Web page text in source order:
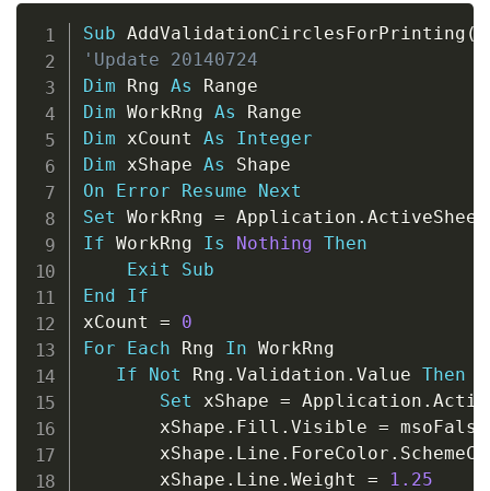
Sub AddValidationCirclesForPrinting (
'Update 20140724
Dim Rng As
Dim WorkRng As
Dim xCount As
Integer
Dim xShape As
On
Error Resume
Next
Set WorkRng = Application . ActiveSheet
If WorkRng Is Nothing Then
Exit
Sub
End
If
xCount =
0
For
Each Rng In WorkRng
If
Not Rng . Validation . Value Then
Set xShape = Application .
       xShape
. Fill . Visible = msoFalse
       xShape
. Line . ForeColor .
       xShape
. Line . Weight =
1.25
Copy